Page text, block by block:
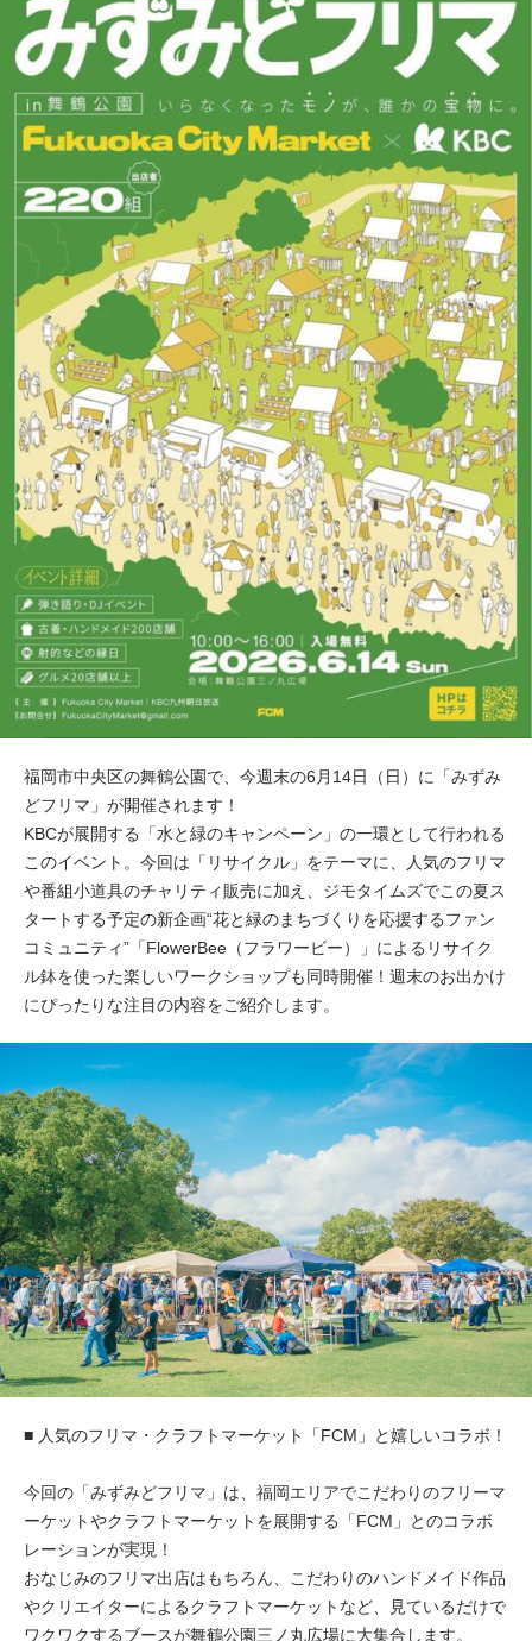
福岡市中央区の舞鶴公園で、今週末の6月14日（日）に「みずみ
どフリマ」が開催されます！
KBCが展開する「水と緑のキャンペーン」の一環として行われる
このイベント。今回は「リサイクル」をテーマに、人気のフリマ
や番組小道具のチャリティ販売に加え、ジモタイムズでこの夏ス
タートする予定の新企画“花と緑のまちづくりを応援するファン
コミュニティ”「FlowerBee（フラワービー）」によるリサイク
ル鉢を使った楽しいワークショップも同時開催！週末のお出かけ
にぴったりな注目の内容をご紹介します。
■ 人気のフリマ・クラフトマーケット「FCM」と嬉しいコラボ！
今回の「みずみどフリマ」は、福岡エリアでこだわりのフリーマ
ーケットやクラフトマーケットを展開する「FCM」とのコラボ
レーションが実現！
おなじみのフリマ出店はもちろん、こだわりのハンドメイド作品
やクリエイターによるクラフトマーケットなど、見ているだけで
ワクワクするブースが舞鶴公園三ノ丸広場に大集合します。